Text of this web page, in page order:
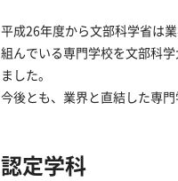
平成26年度から文部科学省は
組んでいる専門学校を文部科
ました。
今後とも、業界と直結した専
認定学科